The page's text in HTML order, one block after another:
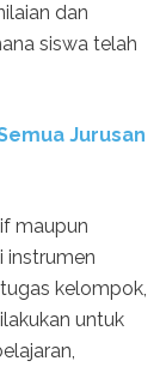
dan
siswa telah
Jurusan
maupun
instrumen
kelompok,
untuk